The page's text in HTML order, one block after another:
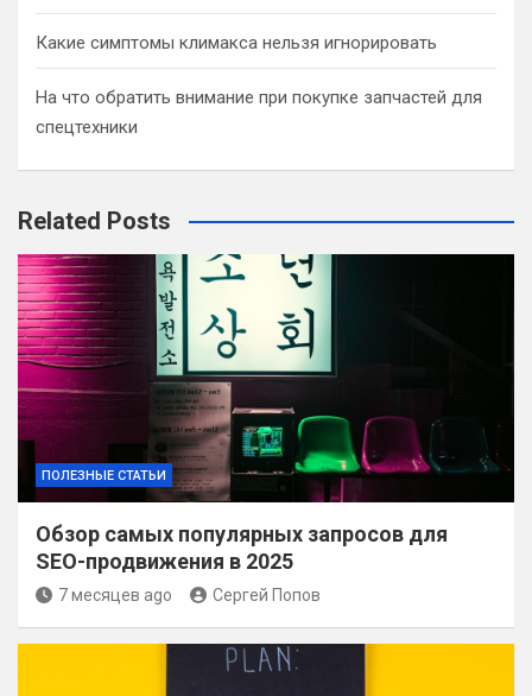
Какие симптомы климакса нельзя игнорировать
На что обратить внимание при покупке запчастей для
спецтехники
Related Posts
ПОЛЕЗНЫЕ СТАТЬИ
Обзор самых популярных запросов для
SEO-продвижения в 2025
7 месяцев ago Сергей Попов